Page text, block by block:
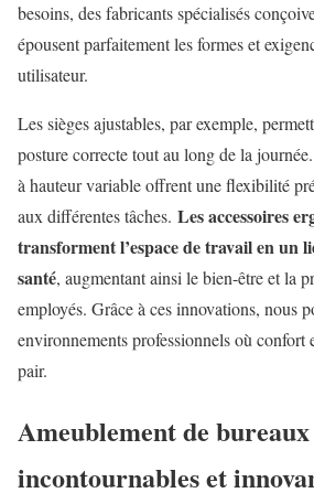
besoins, des fabricants spécialisés
épousent parfaitement les formes et
utilisateur.
Les sièges ajustables, par exemple,
posture correcte tout au long de la
à hauteur variable offrent une flexibilité
aux différentes tâches. Les accessoires
transforment l’espace de travail en un
santé, augmentant ainsi le bien-être et la
employés. Grâce à ces innovations, nous
environnements professionnels où confort
pair.
Ameublement de
incontournables et